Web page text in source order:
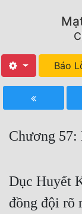
Tất Cả
Hậu Cung
Truyện Convert
Báo
Chương
Dục Huyết
đồng đội rõ